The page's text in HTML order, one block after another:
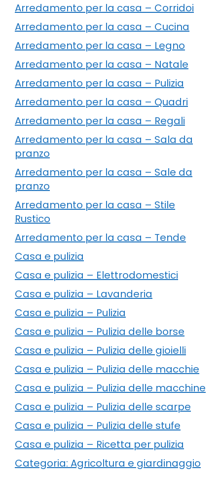
Arredamento per la casa – Corridoi
Arredamento per la casa – Cucina
Arredamento per la casa – Legno
Arredamento per la casa – Natale
Arredamento per la casa – Pulizia
Arredamento per la casa – Quadri
Arredamento per la casa – Regali
Arredamento per la casa – Sala da
pranzo
Arredamento per la casa – Sale da
pranzo
Arredamento per la casa – Stile
Rustico
Arredamento per la casa – Tende
Casa e pulizia
Casa e pulizia – Elettrodomestici
Casa e pulizia – Lavanderia
Casa e pulizia – Pulizia
Casa e pulizia – Pulizia delle borse
Casa e pulizia – Pulizia delle gioielli
Casa e pulizia – Pulizia delle macchie
Casa e pulizia – Pulizia delle macchine
Casa e pulizia – Pulizia delle scarpe
Casa e pulizia – Pulizia delle stufe
Casa e pulizia – Ricetta per pulizia
Categoria: Agricoltura e giardinaggio